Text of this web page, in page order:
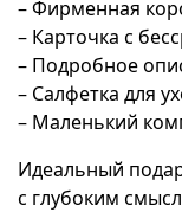
– Фирменная
– Карточка с
– Подробное
– Салфетка для
– Маленький
Идеальный
с глубоким